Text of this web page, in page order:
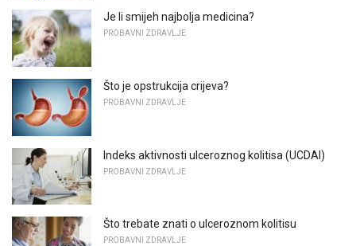
Je li smijeh najbolja medicina?
PROBAVNI ZDRAVLJE
Što je opstrukcija crijeva?
PROBAVNI ZDRAVLJE
Indeks aktivnosti ulceroznog kolitisa (UCDAI)
PROBAVNI ZDRAVLJE
Što trebate znati o ulceroznom kolitisu
PROBAVNI ZDRAVLJE